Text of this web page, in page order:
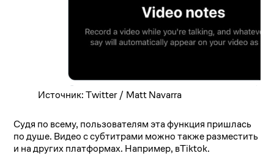
Источник: Twitter / Matt Navarra
Судя по всему, пользователям эта функция пришлась
по душе. Видео с субтитрами можно также разместить
и на других платформах. Например, вTiktok.